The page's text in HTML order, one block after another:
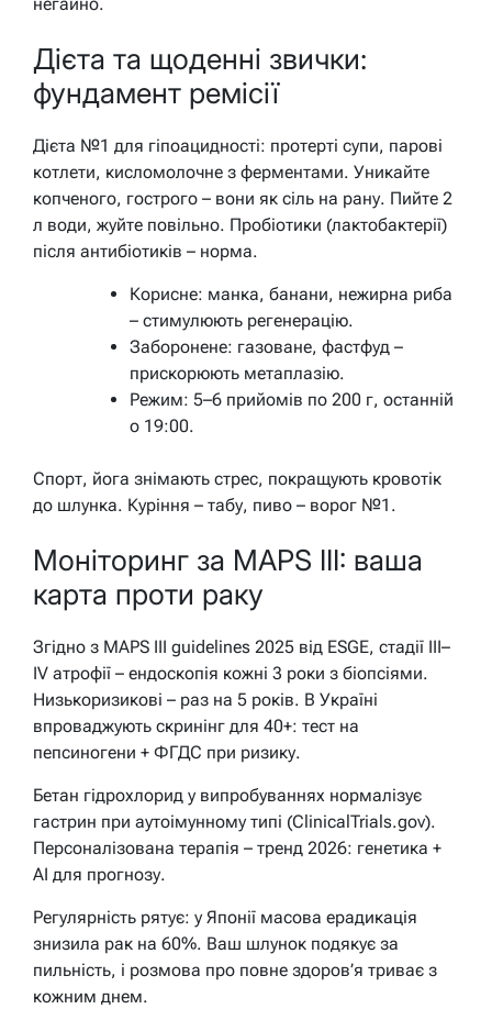
Дієта та щоденні звички:
фундамент ремісії
Дієта №1 для гіпоацидності: протерті супи, парові
котлети, кисломолочне з ферментами. Уникайте
копченого, гострого – вони як сіль на рану. Пийте 2
л води, жуйте повільно. Пробіотики (лактобактерії)
після антибіотиків – норма.
Корисне: манка, банани, нежирна риба
– стимулюють регенерацію.
Заборонене: газоване, фастфуд –
прискорюють метаплазію.
Режим: 5–6 прийомів по 200 г, останній
о 19:00.
Спорт, йога знімають стрес, покращують кровотік
до шлунка. Куріння – табу, пиво – ворог №1.
Моніторинг за MAPS III: ваша
карта проти раку
Згідно з MAPS III guidelines 2025 від ESGE, стадії III–
IV атрофії – ендоскопія кожні 3 роки з біопсіями.
Низькоризикові – раз на 5 років. В Україні
впроваджують скринінг для 40+: тест на
пепсиногени + ФГДС при ризику.
Бетан гідрохлорид у випробуваннях нормалізує
гастрин при аутоімунному типі (ClinicalTrials.gov).
Персоналізована терапія – тренд 2026: генетика +
AI для прогнозу.
Регулярність рятує: у Японії масова ерадикація
знизила рак на 60%. Ваш шлунок подякує за
пильність, і розмова про повне здоров’я триває з
кожним днем.